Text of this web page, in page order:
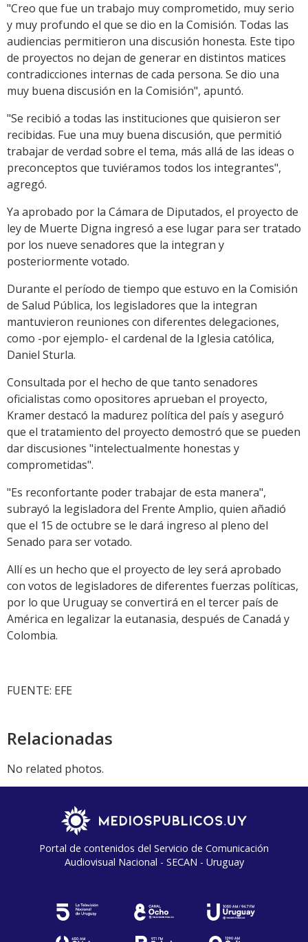
"Creo que fue un trabajo muy comprometido, muy serio
y muy profundo el que se dio en la Comisión. Todas las
audiencias permitieron una discusión honesta. Este tipo
de proyectos no dejan de generar en distintos matices
contradicciones internas de cada persona. Se dio una
muy buena discusión en la Comisión", apuntó.
"Se recibió a todas las instituciones que quisieron ser
recibidas. Fue una muy buena discusión, que permitió
trabajar de verdad sobre el tema, más allá de las ideas o
preconceptos que tuviéramos todos los integrantes",
agregó.
Ya aprobado por la Cámara de Diputados, el proyecto de
ley de Muerte Digna ingresó a ese lugar para ser tratado
por los nueve senadores que la integran y
posteriormente votado.
Durante el período de tiempo que estuvo en la Comisión
de Salud Pública, los legisladores que la integran
mantuvieron reuniones con diferentes delegaciones,
como -por ejemplo- el cardenal de la Iglesia católica,
Daniel Sturla.
Consultada por el hecho de que tanto senadores
oficialistas como opositores aprueban el proyecto,
Kramer destacó la madurez política del país y aseguró
que el tratamiento del proyecto demostró que se pueden
dar discusiones "intelectualmente honestas y
comprometidas".
"Es reconfortante poder trabajar de esta manera",
subrayó la legisladora del Frente Amplio, quien añadió
que el 15 de octubre se le dará ingreso al pleno del
Senado para ser votado.
Allí es un hecho que el proyecto de ley será aprobado
con votos de legisladores de diferentes fuerzas políticas,
por lo que Uruguay se convertirá en el tercer país de
América en legalizar la eutanasia, después de Canadá y
Colombia.
FUENTE: EFE
Relacionadas
No related photos.
Portal de contenidos del Servicio de Comunicación
Audiovisual Nacional - SECAN - Uruguay